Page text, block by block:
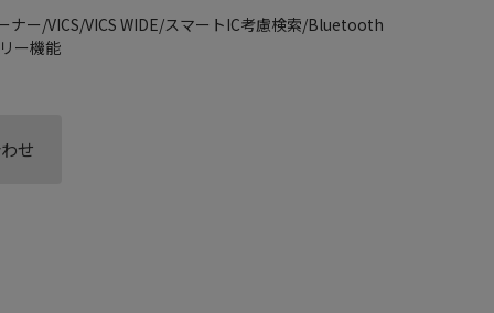
ナー/VICS/VICS WIDE/スマートIC考慮検索/Bluetooth
ー機能
せ